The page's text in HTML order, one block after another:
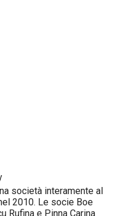
società interamente al
2010. Le socie Boe
Rufina e Pinna Carina